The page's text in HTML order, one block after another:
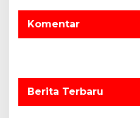
s
s
Komentar
Berita Terbaru